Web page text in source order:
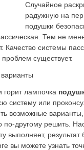
Случайное
радужную на
подушки
Тем не
Качество системы
существует.
горит лампочка
систему или
возможные
другому решить.
выполняет,
вы можете узнать